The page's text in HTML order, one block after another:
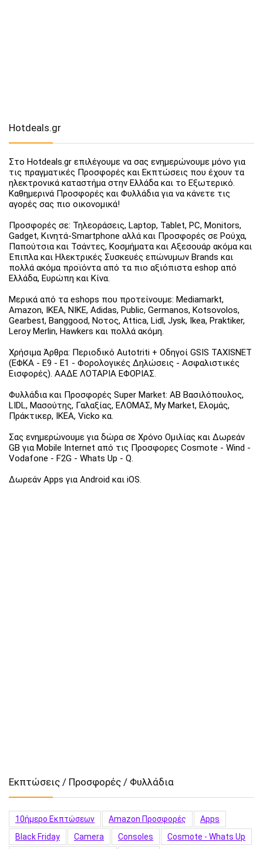
Hotdeals.gr
Στο Hotdeals.gr επιλέγουμε να σας ενημερώνουμε μόνο για
τις πραγματικές Προσφορές και Εκπτώσεις που έχουν τα
ηλεκτρονικά καταστήμα στην Ελλάδα και το Εξωτερικό.
Καθημερινά Προσφορές και Φυλλάδια για να κάνετε τις
αγορές σας πιο οικονομικά!
Προσφορές σε: Τηλεοράσεις, Laptop, Tablet, PC, Monitors,
Gadget, Κινητά-Smartphone αλλά και Προσφορές σε Ρούχα,
Παπούτσια και Τσάντες, Κοσμήματα και Αξεσουάρ ακόμα και
Έπιπλα και Ηλεκτρικές Συσκευές επώνυμων Brands και
πολλά ακόμα προϊόντα από τα πιο αξιόπιστα eshop από
Ελλάδα, Ευρώπη και Κίνα.
Μερικά από τα eshops που προτείνουμε: Mediamarkt,
Amazon, IKEA, NIKE, Adidas, Public, Germanos, Kotsovolos,
Gearbest, Banggood, Νοτος, Attica, Lidl, Jysk, Ikea, Praktiker,
Leroy Merlin, Hawkers και πολλά ακόμη.
Χρήσιμα Άρθρα: Περιοδικό Autotriti + Οδηγοί GSIS TAXISNET
(ΕΦΚΑ - Ε9 - Ε1 - Φορολογικές Δηλώσεις - Ασφαλιστικές
Εισφορές). ΑΑΔΕ ΛΟΤΑΡΙΑ ΕΦΟΡΙΑΣ.
Φυλλάδια και Προσφορές Super Market: ΑΒ Βασιλόπουλος,
LIDL, Μασούτης, Γαλαξίας, ΕΛΟΜΑΣ, My Market, Ελομάς,
Πράκτικερ, ΙΚΕΑ, Vicko κα.
Σας ενημερώνουμε για δώρα σε Χρόνο Ομιλίας και Δωρεάν
GB για Mobile Internet από τις Προσφορες Cosmote - Wind -
Vodafone - F2G - Whats Up - Q.
Δωρεάν Apps για Android και iOS.
Εκπτώσεις / Προσφορές / Φυλλάδια
10ήμερο Εκπτώσεων Amazon Προσφορές
Apps
Black Friday
Camera Consoles
Cosmote - Whats Up